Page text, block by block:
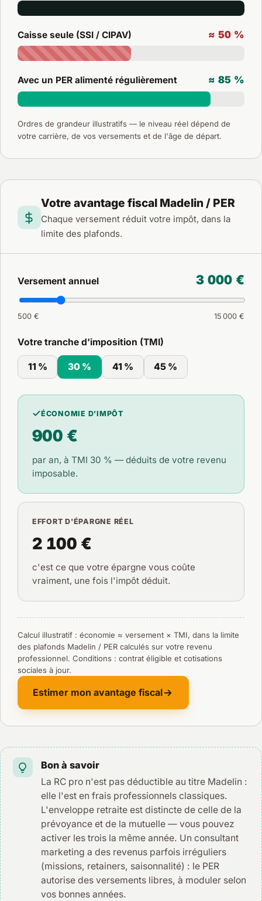
Caisse seule (SSI / CIPAV) ≈ 50 %
Avec un PER alimenté régulièrement ≈ 85 %
Ordres de grandeur illustratifs — le niveau réel dépend de
votre carrière, de vos versements et de l'âge de départ.
Votre avantage fiscal Madelin / PER
Chaque versement réduit votre impôt, dans la
limite des plafonds.
Versement annuel 3 000 €
500 € 15 000 €
Votre tranche d'imposition (TMI)
11 % 30 % 41 % 45 %
ÉCONOMIE D'IMPÔT
900 €
par an, à TMI 30 % — déduits de votre revenu
imposable.
EFFORT D'ÉPARGNE RÉEL
2 100 €
c'est ce que votre épargne vous coûte
vraiment, une fois l'impôt déduit.
Calcul illustratif : économie ≈ versement × TMI, dans la limite
des plafonds Madelin / PER calculés sur votre revenu
professionnel. Conditions : contrat éligible et cotisations
sociales à jour.
Estimer mon avantage fiscal
Bon à savoir
La RC pro n'est pas déductible au titre Madelin :
elle l'est en frais professionnels classiques.
L'enveloppe retraite est distincte de celle de la
prévoyance et de la mutuelle — vous pouvez
activer les trois la même année. Un consultant
marketing a des revenus parfois irréguliers
(missions, retainers, saisonnalité) : le PER
autorise des versements libres, à moduler selon
vos bonnes années.